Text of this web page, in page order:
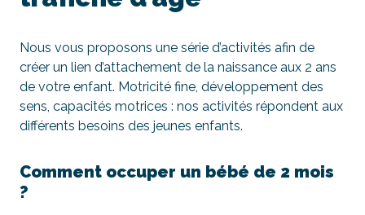
Nous vous proposons une série d’activités afin de
créer un lien d’attachement de la naissance aux 2 ans
de votre enfant. Motricité fine, développement des
sens, capacités motrices : nos activités répondent aux
différents besoins des jeunes enfants.
Comment occuper un bébé de 2 mois
?